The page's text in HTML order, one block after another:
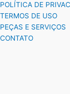
POLÍTICA DE
TERMOS DE USO
PEÇAS E SERVIÇOS
CONTATO